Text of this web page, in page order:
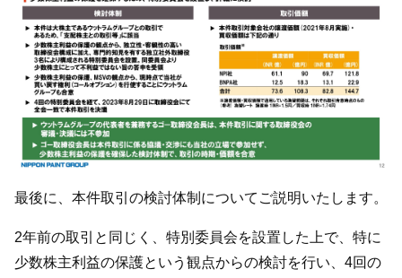
最後に、本件取引の検討体制についてご説明いたします。
2年前の取引と同じく、特別委員会を設置した上で、特に
少数株主利益の保護という観点からの検討を行い、4回の